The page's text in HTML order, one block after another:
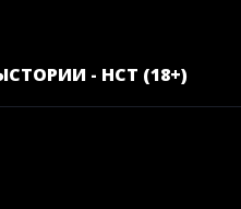
- НСТ (18+)